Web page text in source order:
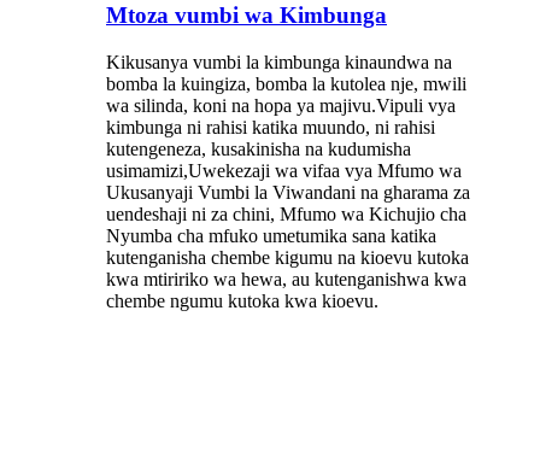
Mtoza vumbi wa Kimbunga
Kikusanya vumbi la kimbunga kinaundwa na
bomba la kuingiza, bomba la kutolea nje, mwili
wa silinda, koni na hopa ya majivu.Vipuli vya
kimbunga ni rahisi katika muundo, ni rahisi
kutengeneza, kusakinisha na kudumisha
usimamizi,Uwekezaji wa vifaa vya Mfumo wa
Ukusanyaji Vumbi la Viwandani na gharama za
uendeshaji ni za chini, Mfumo wa Kichujio cha
Nyumba cha mfuko umetumika sana katika
kutenganisha chembe kigumu na kioevu kutoka
kwa mtiririko wa hewa, au kutenganishwa kwa
chembe ngumu kutoka kwa kioevu.